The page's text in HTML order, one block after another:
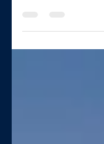
un levier puissant.